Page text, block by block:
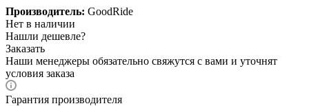
Производитель: GoodRide
Нет в наличии
Нашли дешевле?
Заказать
Наши менеджеры обязательно свяжутся с вами и уточнят
условия заказа
Гарантия производителя